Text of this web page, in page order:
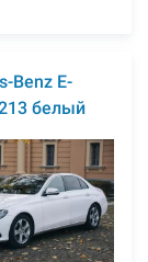
Benz E-
белый